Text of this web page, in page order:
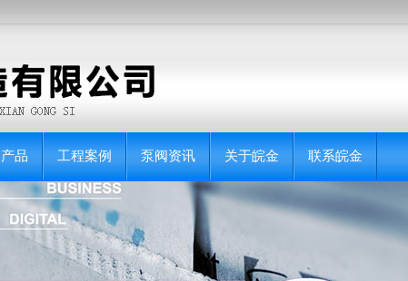
品 工程案例 泵阀资讯 关于皖金 联系皖金